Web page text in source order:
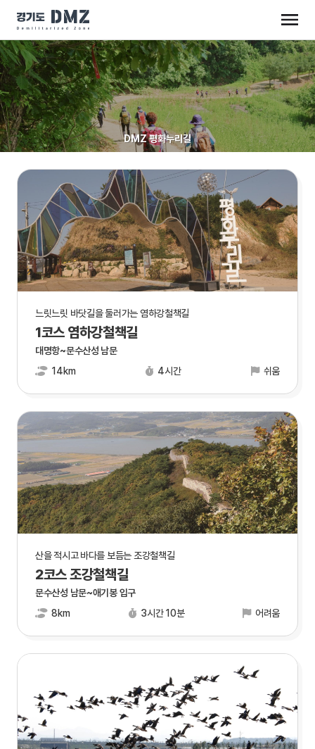
DMZ 평화누리길
느릿느릿 바닷길을 둘러가는 염하강철책길
1코스 염하강철책길
대명항~문수산성 남문
14km
4시간 쉬움
산을 적시고 바다를 보듬는 조강철책길
2코스 조강철책길
문수산성 남문~애기봉 입구
8km
3시간 10분 어려움